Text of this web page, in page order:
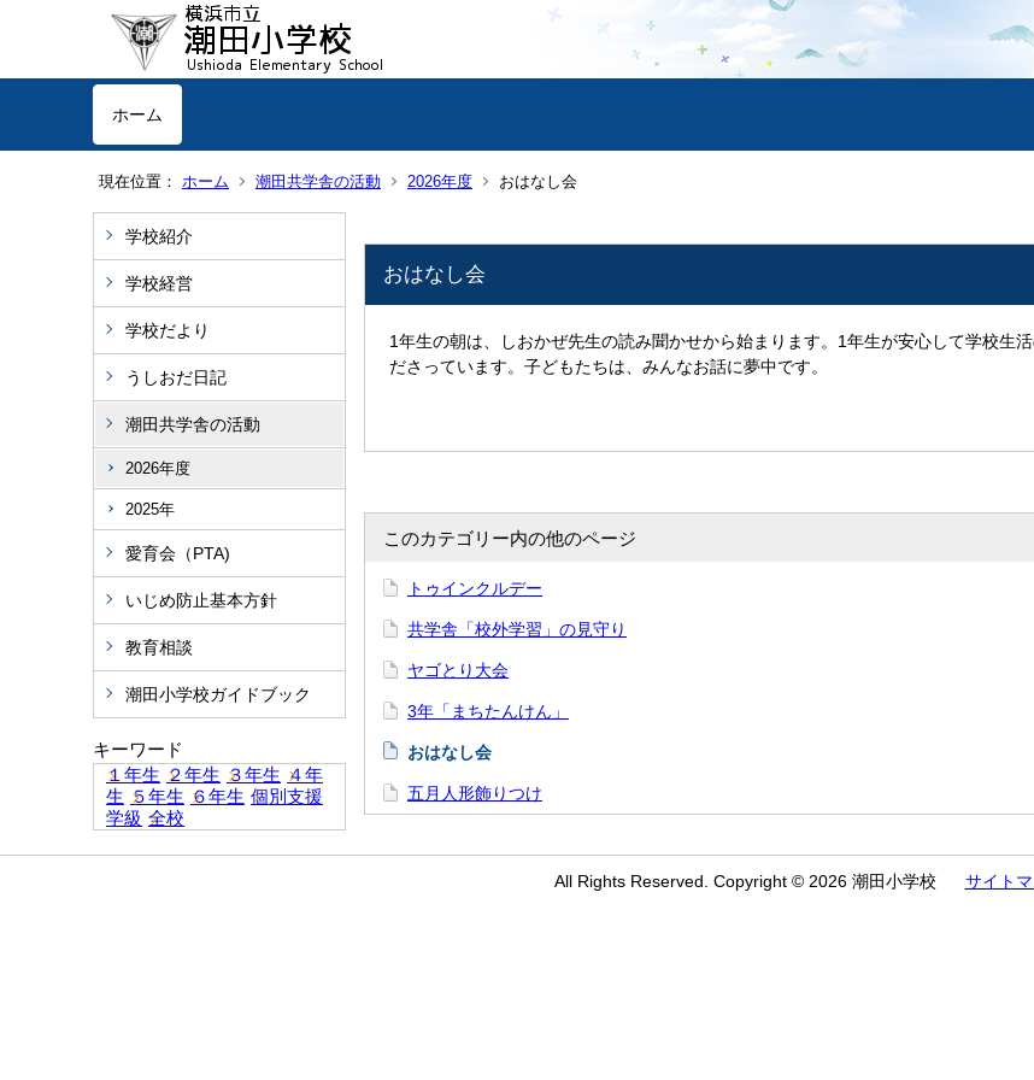
ホーム
現在位置： ホーム 潮田共学舎の活動 2026年度 おはなし会
学校紹介
学校経営
学校だより
うしおだ日記
潮田共学舎の活動
2026年度
2025年
愛育会（PTA)
いじめ防止基本方針
教育相談
潮田小学校ガイドブック
キーワード
１年生 ２年生 ３年生 ４年
生 ５年生 ６年生 個別支援
学級 全校
おはなし会
1年生の朝は、しおかぜ先生の読み聞かせから始まります。1年生が安心して学校生
ださっています。子どもたちは、みんなお話に夢中です。
このカテゴリー内の他のページ
トゥインクルデー
共学舎「校外学習」の見守り
ヤゴとり大会
3年「まちたんけん」
おはなし会
五月人形飾りつけ
All Rights Reserved. Copyright © 2026 潮田小学校 サイト